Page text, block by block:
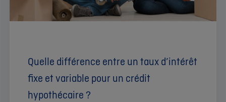
Quelle différence entre un taux d’intérêt
fixe et variable pour un crédit
hypothécaire ?